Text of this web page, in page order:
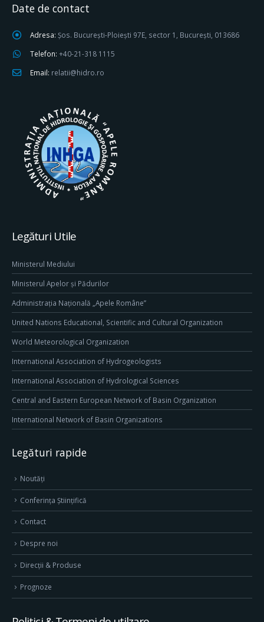
Date de contact
Adresa: Șos. București-Ploiești 97E, sector 1, București, 013686
Telefon: +40-21-318 1115
Email: relatii@hidro.ro
Legături Utile
Ministerul Mediului
Ministerul Apelor și Pădurilor
Administrația Națională „Apele Române”
United Nations Educational, Scientific and Cultural Organization
World Meteorological Organization
International Association of Hydrogeologists
International Association of Hydrological Sciences
Central and Eastern European Network of Basin Organization
International Network of Basin Organizations
Legături rapide
Noutăți
Conferința Științifică
Contact
Despre noi
Direcţii & Produse
Prognoze